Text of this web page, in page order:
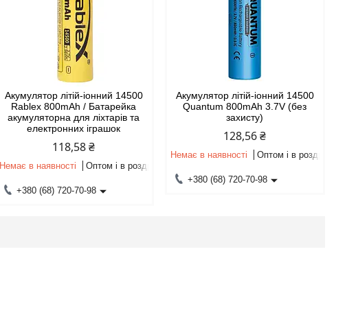
Акумулятор літій-іонний 14500
Rablex 800mAh / Батарейка
акумуляторна для ліхтарів та
електронних іграшок
118,58 ₴
Немає в наявності Оптом і в роздріб
+380 (68) 720-70-98
Акумулятор літій-іонний 14500
Quantum 800mAh 3.7V (без
захисту)
128,56 ₴
Немає в наявності Оптом і в роздріб
+380 (68) 720-70-98